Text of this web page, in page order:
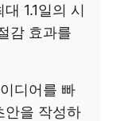
1.1일의 시
감 효과를
디어를 빠
안을 작성하